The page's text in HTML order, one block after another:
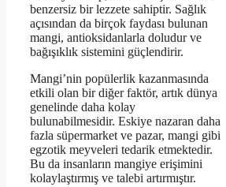
benzersiz bir lezzete sahiptir. Sağlık
açısından da birçok faydası bulunan
mangi, antioksidanlarla doludur ve
bağışıklık sistemini güçlendirir.
Mangi’nin popülerlik kazanmasında
etkili olan bir diğer faktör, artık dünya
genelinde daha kolay
bulunabilmesidir. Eskiye nazaran daha
fazla süpermarket ve pazar, mangi gibi
egzotik meyveleri tedarik etmektedir.
Bu da insanların mangiye erişimini
kolaylaştırmış ve talebi artırmıştır.